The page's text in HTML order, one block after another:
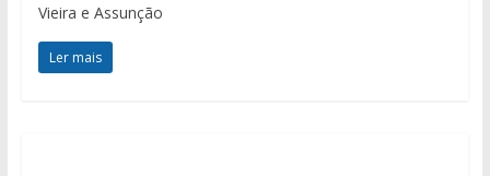
Vieira e Assunção
Ler mais